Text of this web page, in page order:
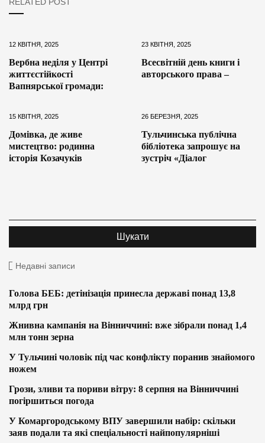
12 КВІТНЯ, 2025
Вербна неділя у Центрі
життєстійкості
Вапнярської громади:
23 КВІТНЯ, 2025
Всесвітній день книги і
авторського права –
15 КВІТНЯ, 2025
Домівка, де живе
мистецтво: родинна
історія Козачуків
26 БЕРЕЗНЯ, 2025
Тульчинська публічна
бібліотека запрошує на
зустріч «Діалог
Недавні записи
Голова БЕБ: детінізація принесла державі понад 13,8
млрд грн
Жнивна кампанія на Вінниччині: вже зібрали понад 1,4
млн тонн зерна
У Тульчині чоловік під час конфлікту поранив знайомого
ножем
Грози, зливи та пориви вітру: 8 серпня на Вінниччині
погіршиться погода
У Комаргородському ВПУ завершили набір: скільки
заяв подали та які спеціальності найпопулярніші